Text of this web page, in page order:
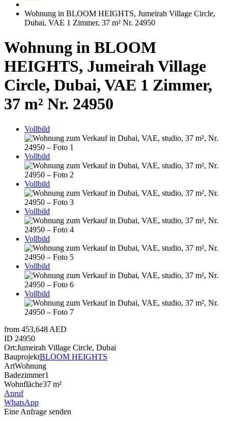
Wohnung in BLOOM HEIGHTS, Jumeirah Village Circle,
Dubai, VAE 1 Zimmer, 37 m² Nr. 24950
Wohnung in BLOOM
HEIGHTS, Jumeirah Village
Circle, Dubai, VAE 1 Zimmer,
37 m² Nr. 24950
Vollbild
Vollbild
Vollbild
Vollbild
Vollbild
Vollbild
Vollbild
from 453,648 AED
ID 24950
Ort:Jumeirah Village Circle, Dubai
BauprojektBLOOM HEIGHTS
ArtWohnung
Badezimmer1
Wohnfläche37 m²
Anruf
WhatsApp
Eine Anfrage senden